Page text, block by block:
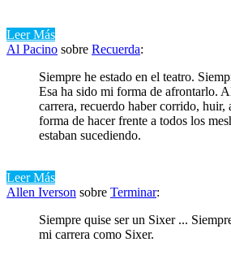
Leer Más
Al Pacino sobre Recuerda:
Siempre he estado en el teatro.
Esa ha sido mi forma de afrontarlo.
carrera, recuerdo haber corrido, huir,
forma de hacer frente a todos los
estaban sucediendo.
Leer Más
Allen Iverson sobre Terminar:
Siempre quise ser un Sixer ...
mi carrera como Sixer.